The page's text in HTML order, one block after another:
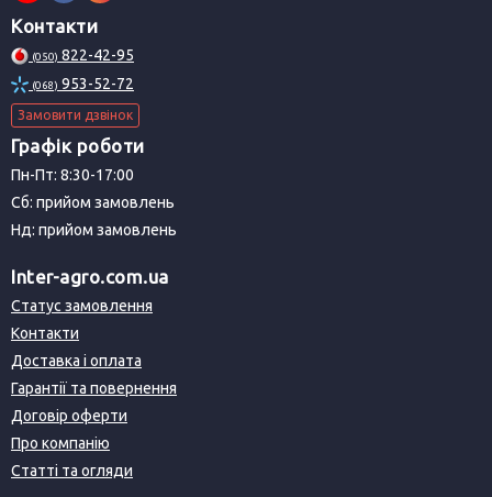
Контакти
(050) 822-42-95
(068) 953-52-72
Замовити дзвінок
Графік роботи
Пн-Пт: 8:30-17:00
Сб: прийом замовлень
Нд: прийом замовлень
Inter-agro.com.ua
Статус замовлення
Контакти
Доставка і оплата
Гарантії та повернення
Договір оферти
Про компанію
Статті та огляди